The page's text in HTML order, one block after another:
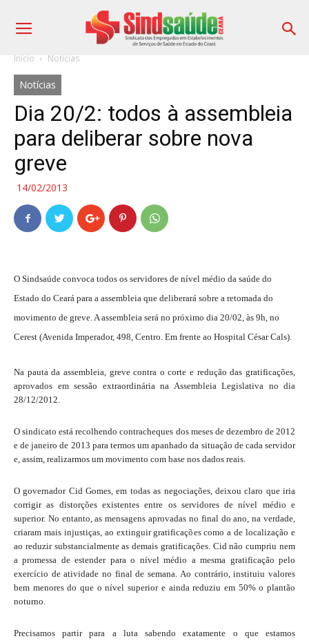
Início Notícias
Notícias
Dia 20/2: todos à assembleia
para deliberar sobre nova
greve
14/02/2013
O Sindsaúde convoca todos os servidores de nível médio da saúde do
Estado do Ceará para a assembleia que deliberará sobre a retomada do
movimento de greve. A assembleia será no próximo dia 20/02, às 9h, no
Cerest (Avenida Imperador, 498, Centro. Em frente ao Hospital César Cals).
Na pauta da assembleia, greve contra o corte e redução das gratificações,
aprovados em sessão extraordinária na Assembleia Legislativa no dia
28/12/2012.
O sindicato está recolhendo contracheques dos meses de dezembro de 2012
e de janeiro de 2013 para termos um apanhado da situação de cada servidor
e, assim, realizarmos um movimento com base nos dados reais.
O governador Cid Gomes, em todas as negociações, deixou claro que iria
corrigir as distorções existentes entre os servidores de nível médio e
superior. No entanto, as mensagens aprovadas no final do ano, na verdade,
criaram mais injustiças, ao extinguir gratificações como a de localização e
ao reduzir substancialmente as demais gratificações. Cid não cumpriu nem
a promessa de estender para o nível médio a mesma gratificação pelo
exercício de atividade no final de semana. Ao contrário, instituiu valores
bem menores do que o nível superior e ainda reduziu em 50% o plantão
noturno.
Precisamos partir para a luta sabendo exatamente o que estamos